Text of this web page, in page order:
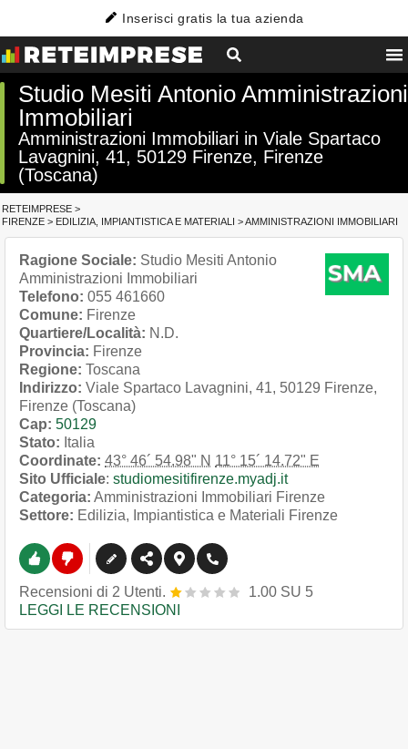
Inserisci gratis la tua azienda
Studio Mesiti Antonio Amministrazioni
Immobiliari
Amministrazioni Immobiliari in Viale Spartaco
Lavagnini, 41, 50129 Firenze, Firenze
(Toscana)
RETEIMPRESE >
FIRENZE > EDILIZIA, IMPIANTISTICA E MATERIALI >AMMINISTRAZIONI IMMOBILIARI
Ragione Sociale: Studio Mesiti Antonio
Amministrazioni Immobiliari
Telefono: 055 461660
Comune: Firenze
Quartiere/Località: N.D.
Provincia: Firenze
Regione: Toscana
Indirizzo: Viale Spartaco Lavagnini, 41, 50129 Firenze,
Firenze (Toscana)
Cap: 50129
Stato: Italia
Coordinate: 43° 46´ 54.98" N 11° 15´ 14.72" E
Sito Ufficiale: studiomesitifirenze.myadj.it
Categoria: Amministrazioni Immobiliari Firenze
Settore: Edilizia, Impiantistica e Materiali Firenze
Recensioni di 2 Utenti. 1.00 SU 5
LEGGI LE RECENSIONI